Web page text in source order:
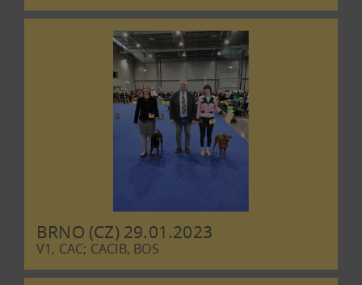
BRNO (CZ) 29.01.2023
V1, CAC; CACIB, BOS